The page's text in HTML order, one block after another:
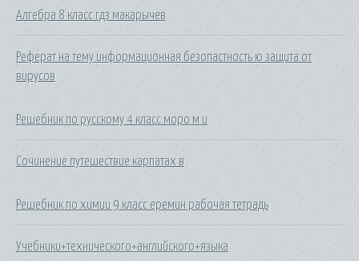
Алгебра 8 класс гдз макарычев
Реферат на тему информационная безопастность ю защита от
вирусов
Решебник по русскому 4 класс моро м и
Сочинение путешествие карпатах в
Решебник по химии 9 класс еремин рабочая тетрадь
Учебники+технического+английского+языка